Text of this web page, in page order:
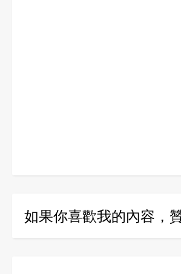
如果你喜歡我的內容，